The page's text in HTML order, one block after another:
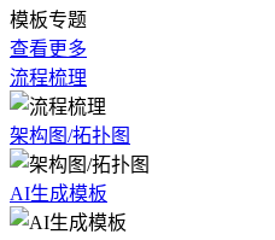
模板专题
查看更多
流程梳理
架构图/拓扑图
AI生成模板